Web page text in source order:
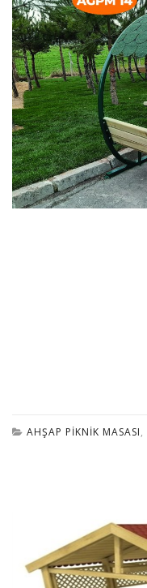
AHŞAP PIKNIK MASASI,